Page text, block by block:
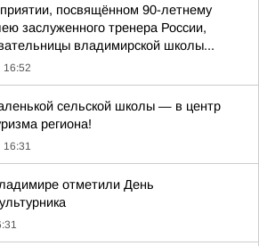
посвящённом 90-летнему
заслуженного тренера России,
владимирской школы...
16:52
сельской школы — в центр
региона!
16:31
отметили День